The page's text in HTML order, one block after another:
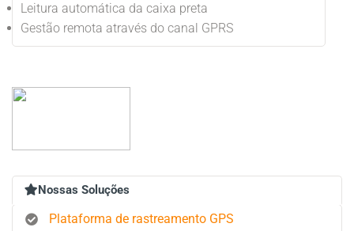
Leitura automática da caixa preta
Gestão remota através do canal GPRS
Nossas Soluções
Plataforma de rastreamento GPS